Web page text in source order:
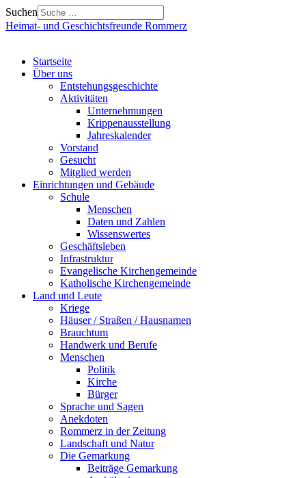
Suchen
Heimat- und Geschichtsfreunde Rommerz
Startseite
Über uns
Entstehungsgeschichte
Aktivitäten
Unternehmungen
Krippenausstellung
Jahreskalender
Vorstand
Gesucht
Mitglied werden
Einrichtungen und Gebäude
Schule
Menschen
Daten und Zahlen
Wissenswertes
Geschäftsleben
Infrastruktur
Evangelische Kirchengemeinde
Katholische Kirchengemeinde
Land und Leute
Kriege
Häuser / Straßen / Hausnamen
Brauchtum
Handwerk und Berufe
Menschen
Politik
Kirche
Bürger
Sprache und Sagen
Anekdoten
Rommerz in der Zeitung
Landschaft und Natur
Die Gemarkung
Beiträge Gemarkung